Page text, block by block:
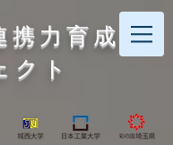
携力育成
クト